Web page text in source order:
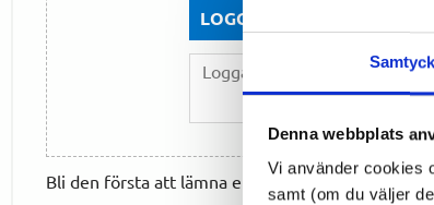
Denna webbplats
Vi använder cookies
samt (om du väljer
LOGGA IN FÖR ATT GE
Bli den första att lämna ett omdöme.